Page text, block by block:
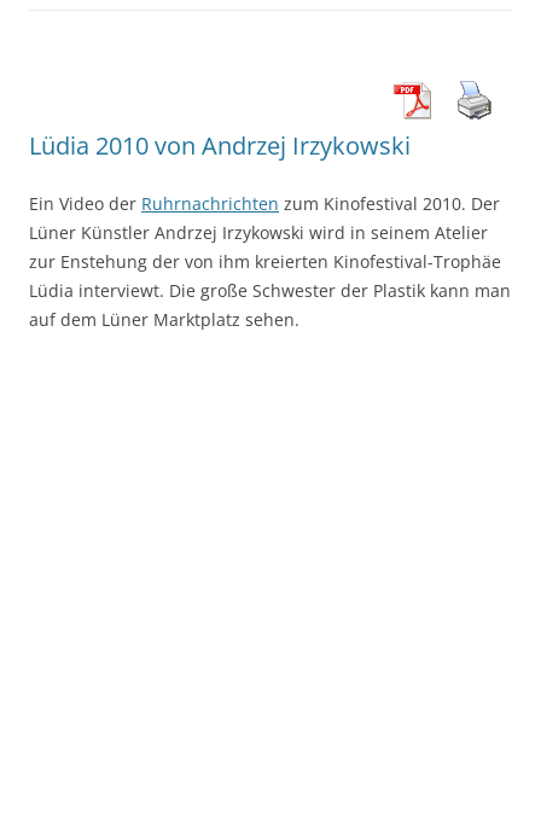
Lüdia 2010 von Andrzej Irzykowski
Ein Video der Ruhrnachrichten zum Kinofestival 2010. Der
Lüner Künstler Andrzej Irzykowski wird in seinem Atelier
zur Enstehung der von ihm kreierten Kinofestival-Trophäe
Lüdia interviewt. Die große Schwester der Plastik kann man
auf dem Lüner Marktplatz sehen.